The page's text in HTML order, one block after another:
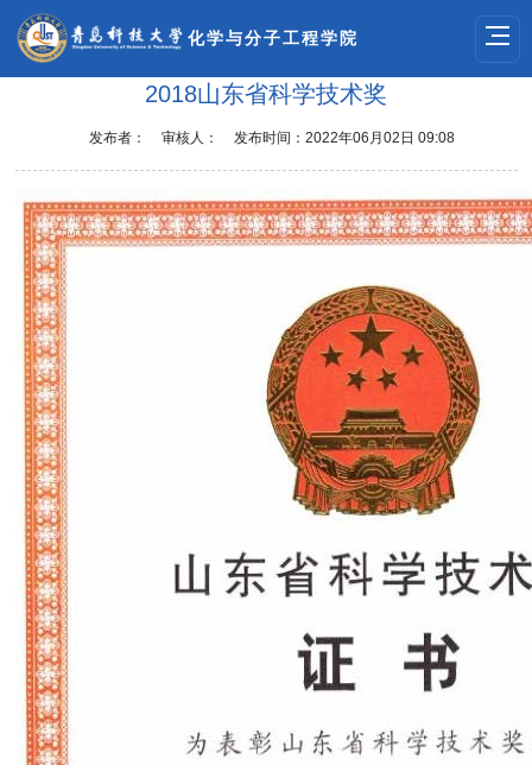
化学与分子工程学院
2018山东省科学技术奖
发布者： 审核人： 发布时间：2022年06月02日 09:08